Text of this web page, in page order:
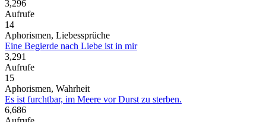
3,296
Aufrufe
14
Aphorismen, Liebessprüche
Eine Begierde nach Liebe ist in mir
3,291
Aufrufe
15
Aphorismen, Wahrheit
Es ist furchtbar, im Meere vor Durst zu sterben.
6,686